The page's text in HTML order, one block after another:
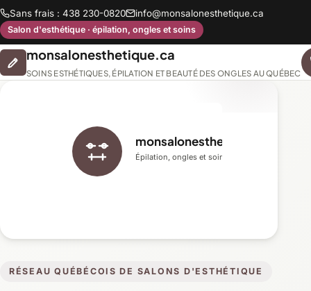
Sans frais : 438 230-0820 info@monsalonesthetique.ca
Salon d'esthétique · épilation, ongles et soins
monsalonesthetique.ca
SOINS ESTHÉTIQUES, ÉPILATION ET BEAUTÉ DES ONGLES AU QUÉBEC
RÉSEAU QUÉBÉCOIS DE SALONS D'ESTHÉTIQUE
monsalonesthetique.ca
Épilation, ongles et soins du visage